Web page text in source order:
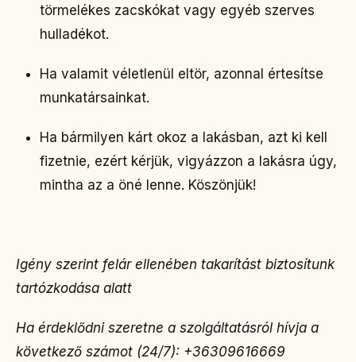
törmelékes zacskókat vagy egyéb szerves
hulladékot.
Ha valamit véletlenül eltör, azonnal értesítse
munkatársainkat.
Ha bármilyen kárt okoz a lakásban, azt ki kell
fizetnie, ezért kérjük, vigyázzon a lakásra úgy,
mintha az a öné lenne. Köszönjük!
Igény szerint felár ellenében takarítást biztosítunk
tartózkodása alatt
Ha érdeklődni szeretne a szolgáltatásról hívja a
következő számot (24/7): +36309616669